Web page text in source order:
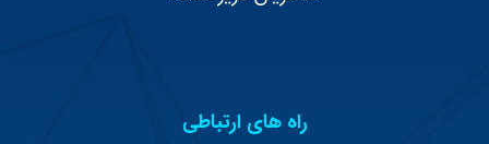
راه های ارتباطی